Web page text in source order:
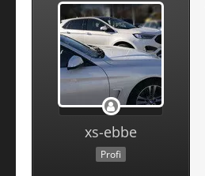
xs-ebbe
Profi